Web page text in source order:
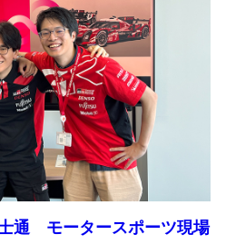
通 モータースポーツ現場